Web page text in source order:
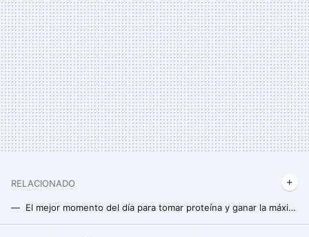
RELACIONADO
El mejor momento del día para tomar proteína y ganar la máxima masa muscular (y no es después de entrenar)